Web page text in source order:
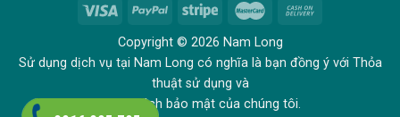
Copyright © 2026 Nam Long
Sử dụng dịch vụ tại Nam Long có nghĩa là bạn đồng ý với Thỏa
thuật sử dụng và
Chính sách bảo mật của chúng tôi.